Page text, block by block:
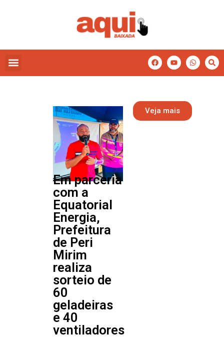
Em parceria
com a
Equatorial
Energia,
Prefeitura
de Peri
Mirim
realiza
sorteio de
60
geladeiras
e 40
ventiladores
Veja mais